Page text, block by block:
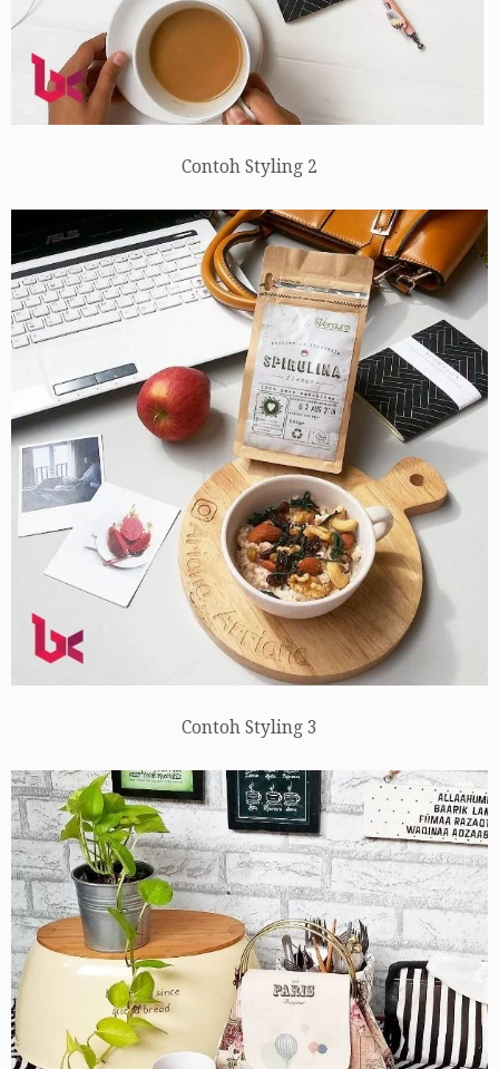
Contoh Styling 2
Contoh Styling 3